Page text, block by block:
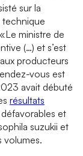
sur la
technique
ministre de
(…) et s’est
producteurs
vous est
avait débuté
résultats
et
suzukii et
volumes.